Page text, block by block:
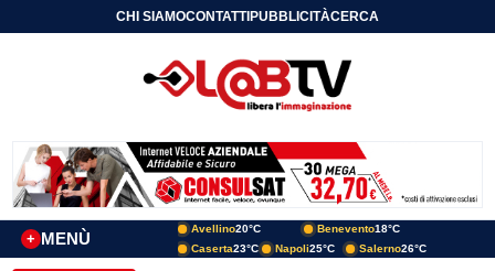
CHI SIAMOCONTATTIPUBBLICITÀCERCA
MENÙ
+
Avellino20°C Benevento18°C
Caserta23°C Napoli25°C Salerno26°C